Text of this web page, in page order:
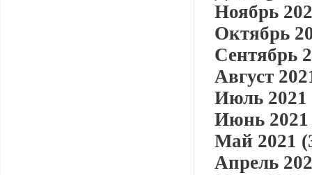
Ноябрь
Октябрь
Сентябрь
Август
Июль 2021
Июнь 2021
Май 2021
Апрель